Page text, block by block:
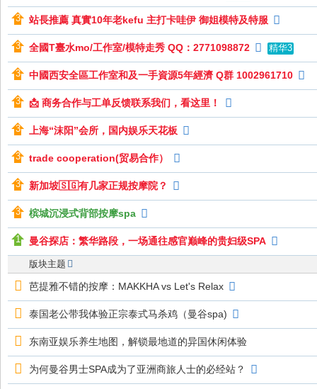
站長推薦 真實10年老kefu 主打卡哇伊 御姐模特及特服
全國T臺水mo/工作室/模特走秀 QQ：2771098872 精华3
中國西安全區工作室和及一手資源5年經濟 Q群 1002961710
📩 商务合作与工单反馈联系我们，看这里！
上海“沫阳”会所，国内娱乐天花板
trade cooperation(贸易合作）
新加坡🇸🇬有几家正规按摩院？
槟城沉浸式背部按摩spa
曼谷探店：繁华路段，一场通往感官巅峰的贵妇级SPA
版块主题
芭提雅不错的按摩：MAKKHA vs Let's Relax
泰国老公带我体验正宗泰式马杀鸡（曼谷spa)
东南亚娱乐养生地图，解锁最地道的异国休闲体验
为何曼谷男士SPA成为了亚洲商旅人士的必经站？